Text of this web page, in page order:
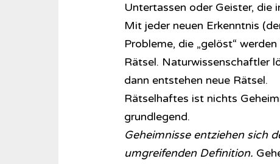
Untertassen oder Geister, die
Mit jeder neuen Erkenntnis
Probleme, die „gelöst“
Rätsel. Naturwissenschaftler
dann entstehen neue Rätsel.
Rätselhaftes ist nichts
grundlegend.
Geheimnisse entziehen sich
umgreifenden Definition.